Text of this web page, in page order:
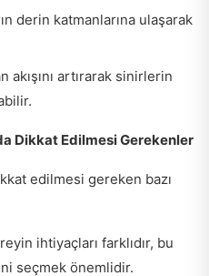
derin katmanlarına ulaşarak
akışını artırarak sinirlerin
Dikkat Edilmesi Gerekenler
edilmesi gereken bazı
ihtiyaçları farklıdır, bu
seçmek önemlidir.